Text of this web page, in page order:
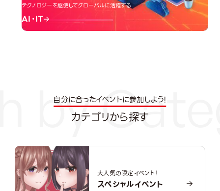
テクノロジーを駆使してグローバルに活躍する
AI・IT
自分に合ったイベントに参加しよう!
カテゴリから探す
大人気の限定イベント！
スペシャルイベント